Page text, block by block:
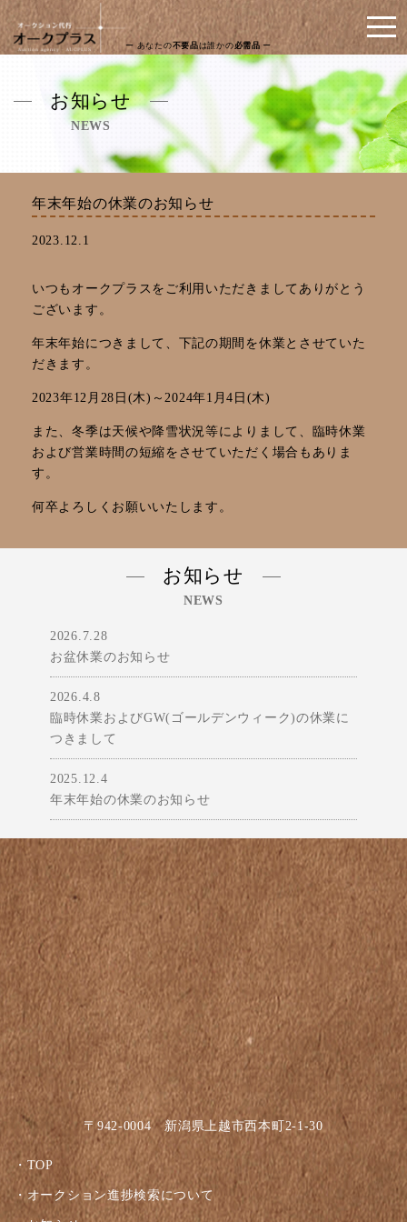
ー あなたの不要品は誰かの必需品 ー
お知らせ
NEWS
年末年始の休業のお知らせ
2023.12.1
いつもオークプラスをご利用いただきましてありがとう
ございます。
年末年始につきまして、下記の期間を休業とさせていた
だきます。
2023年12月28日(木)～2024年1月4日(木)
また、冬季は天候や降雪状況等によりまして、臨時休業
および営業時間の短縮をさせていただく場合もありま
す。
何卒よろしくお願いいたします。
お知らせ
NEWS
2026.7.28
お盆休業のお知らせ
2026.4.8
臨時休業およびGW(ゴールデンウィーク)の休業に
つきまして
2025.12.4
年末年始の休業のお知らせ
〒942-0004 新潟県上越市西本町2-1-30
TOP
オークション進捗検索について